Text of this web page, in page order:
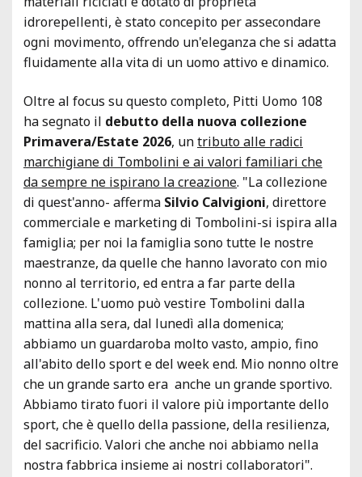
idrorepellenti, è stato concepito per assecondare
ogni movimento, offrendo un'eleganza che si adatta
fluidamente alla vita di un uomo attivo e dinamico.
Oltre al focus su questo completo, Pitti Uomo 108
ha segnato il debutto della nuova collezione
Primavera/Estate 2026, untributo alle radici
marchigiane di Tombolini e ai valori familiari che
da sempre ne ispirano la creazione. "La collezione
di quest'anno- afferma Silvio Calvigioni, direttore
commerciale e marketing di Tombolini-si ispira alla
famiglia; per noi la famiglia sono tutte le nostre
maestranze, da quelle che hanno lavorato con mio
nonno al territorio, ed entra a far parte della
collezione. L'uomo può vestire Tombolini dalla
mattina alla sera, dal lunedì alla domenica;
abbiamo un guardaroba molto vasto, ampio, fino
all'abito dello sport e del week end. Mio nonno oltre
che un grande sarto era anche un grande sportivo.
Abbiamo tirato fuori il valore più importante dello
sport, che è quello della passione, della resilienza,
del sacrificio. Valori che anche noi abbiamo nella
nostra fabbrica insieme ai nostri collaboratori".